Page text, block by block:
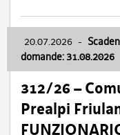
20.07.2026 -
domande: 31.08.2026
312/26 –
Prealpi